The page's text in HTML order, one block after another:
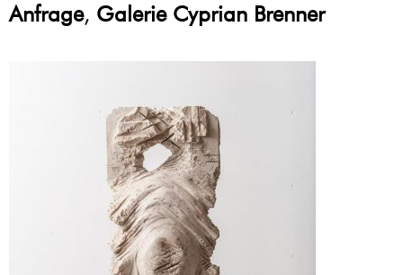
Anfrage, Galerie Cyprian Brenner